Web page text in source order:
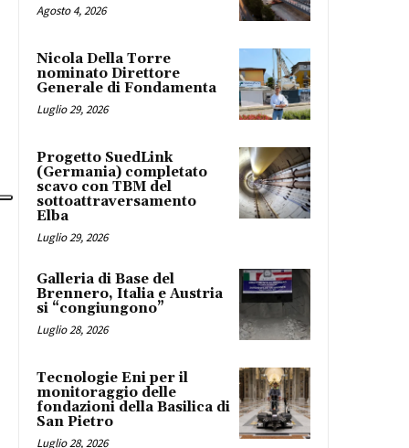
Agosto 4, 2026
Nicola Della Torre
nominato Direttore
Generale di Fondamenta
Luglio 29, 2026
Progetto SuedLink
(Germania) completato
scavo con TBM del
sottoattraversamento
Elba
Luglio 29, 2026
Galleria di Base del
Brennero, Italia e Austria
si “congiungono”
Luglio 28, 2026
Tecnologie Eni per il
monitoraggio delle
fondazioni della Basilica di
San Pietro
Luglio 28, 2026